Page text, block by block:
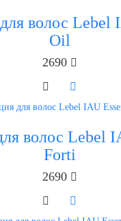
волос Lebel
Oil
2690
волос Lebel
Forti
2690